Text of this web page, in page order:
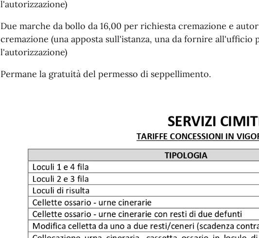
l'autorizzazione)
Due marche da bollo da 16,00 per richiesta cremazione e
cremazione (una apposta sull'istanza, una da fornire all'ufficio
l'autorizzazione)
Permane la gratuità del permesso di seppellimento.